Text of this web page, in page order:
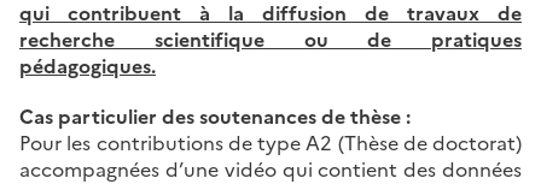
qui contribuent à la diffusion de travaux de
recherche scientifique ou de pratiques
pédagogiques.
Cas particulier des soutenances de thèse :
Pour les contributions de type A2 (Thèse de doctorat)
accompagnées d’une vidéo qui contient des données